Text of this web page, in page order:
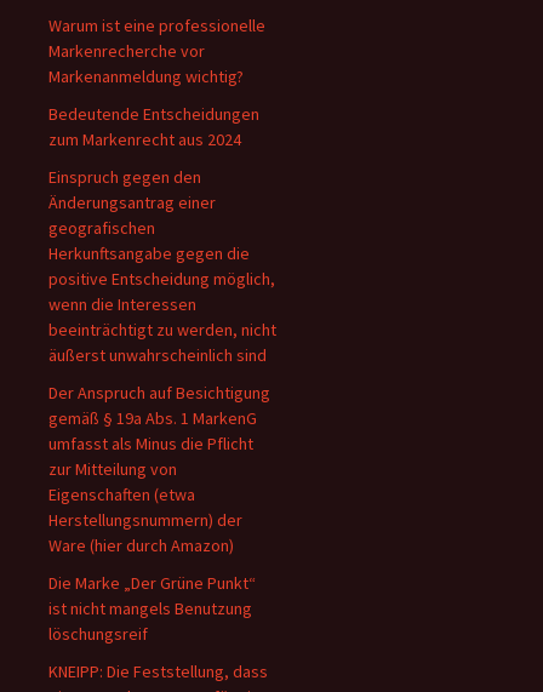
Warum ist eine professionelle
Markenrecherche vor
Markenanmeldung wichtig?
Bedeutende Entscheidungen
zum Markenrecht aus 2024
Einspruch gegen den
Änderungsantrag einer
geografischen
Herkunftsangabe gegen die
positive Entscheidung möglich,
wenn die Interessen
beeinträchtigt zu werden, nicht
äußerst unwahrscheinlich sind
Der Anspruch auf Besichtigung
gemäß § 19a Abs. 1 MarkenG
umfasst als Minus die Pflicht
zur Mitteilung von
Eigenschaften (etwa
Herstellungsnummern) der
Ware (hier durch Amazon)
Die Marke „Der Grüne Punkt“
ist nicht mangels Benutzung
löschungsreif
KNEIPP: Die Feststellung, dass